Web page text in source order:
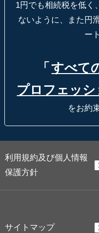
1円でも相続税を低く
ないように、
また円
ー
「 すべて
プロフェッ
をお約
利用規約及び個人情報
保護方針
サイトマップ